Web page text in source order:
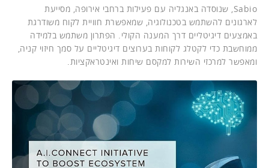
Sabio, שנוסדה באנגליה עם פעילות ברחבי אירופה, מסייעת
לארגונים להשתמש בטכנולוגיה, שמאפשרת חוויית לקוח משודרגת
באמצעים דיגיטליים דרך המענה הקולי. הפתרון משתמש בלמידה
ממוחשבת כדי לקטלג לקוחות בערוצים דיגיטליים על סמך חיזוי קניה,
ומאפשר למרכזי השירות למקסם שיחות ואינטראקציות.